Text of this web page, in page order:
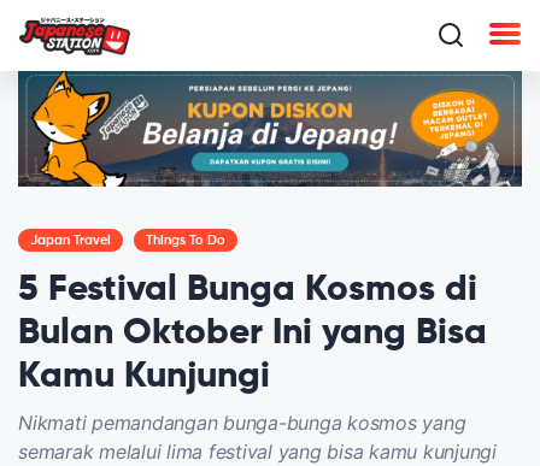
Japan Travel Things To Do
5 Festival Bunga Kosmos di
Bulan Oktober Ini yang Bisa
Kamu Kunjungi
Nikmati pemandangan bunga-bunga kosmos yang
semarak melalui lima festival yang bisa kamu kunjungi